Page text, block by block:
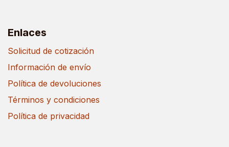
Enlaces
Solicitud de cotización
Información de envío
Política de devoluciones
Términos y condiciones
Política de privacidad